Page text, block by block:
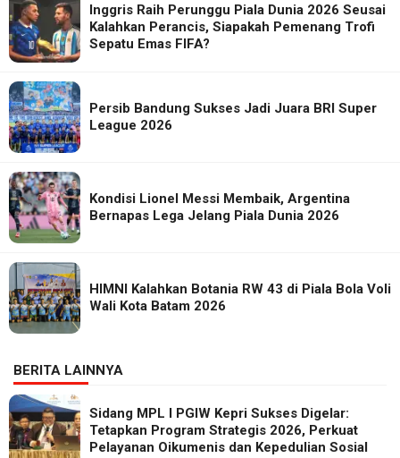
Inggris Raih Perunggu Piala Dunia 2026 Seusai
Kalahkan Perancis, Siapakah Pemenang Trofi
Sepatu Emas FIFA?
Persib Bandung Sukses Jadi Juara BRI Super
League 2026
Kondisi Lionel Messi Membaik, Argentina
Bernapas Lega Jelang Piala Dunia 2026
HIMNI Kalahkan Botania RW 43 di Piala Bola Voli
Wali Kota Batam 2026
BERITA LAINNYA
Sidang MPL I PGIW Kepri Sukses Digelar:
Tetapkan Program Strategis 2026, Perkuat
Pelayanan Oikumenis dan Kepedulian Sosial